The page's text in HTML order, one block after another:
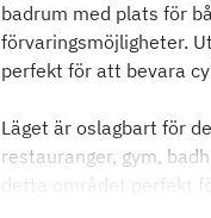
badrum med plats för
förvaringsmöjligheter.
perfekt för att bevara
Läget är oslagbart för
restauranger, gym,
detta området perfekt